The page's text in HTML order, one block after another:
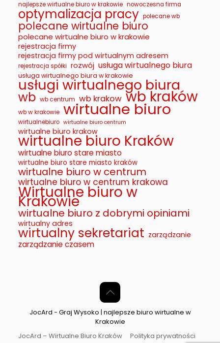
najlepsze wirtualne biuro w krakowie nowoczesna firma
optymalizacja pracy polecane wb
polecane wirtualne biuro
polecane wirtualne biuro w krakowie
rejestracja firmy
rejestracja firmy pod wirtualnym adresem
rejestracja spółki rozwój usługa wirtualnego biura
usługa wirtualnego biura w krakowie
usługi wirtualnego biura
wb wb centrum wb krakow wb kraków
wb w krakowie wirtualne biuro
wirtualnebiuro wirtualne biuro centrum
wirtualne biuro krakow
wirtualne biuro Kraków
wirtualne biuro stare miasto
wirtualne biuro stare miasto kraków
wirtualne biuro w centrum
wirtualne biuro w centrum krakowa
Wirtualne biuro w
Krakowie
wirtualne biuro z dobrymi opiniami
wirtualny adres
wirtualny sekretariat zarządzanie
zarządzanie czasem
JocArd - Graj Wysoko | najlepsze biuro wirtualne w
Krakowie
JocArd – Wirtualne Biuro Kraków
Polityka prywatności